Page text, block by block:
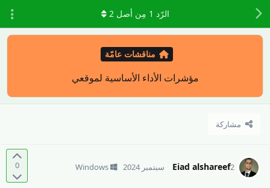
مناقشات عامّة
مؤشرات الأداء الأساسية لموقعي
مشاركة
الرّد 1 مِن أصل2
0 Eiad alshareef2 سبتمبر 2024 Windows